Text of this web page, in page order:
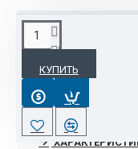
КУПИТЬ
ОПИСАНИЕ
Блок дуплекса